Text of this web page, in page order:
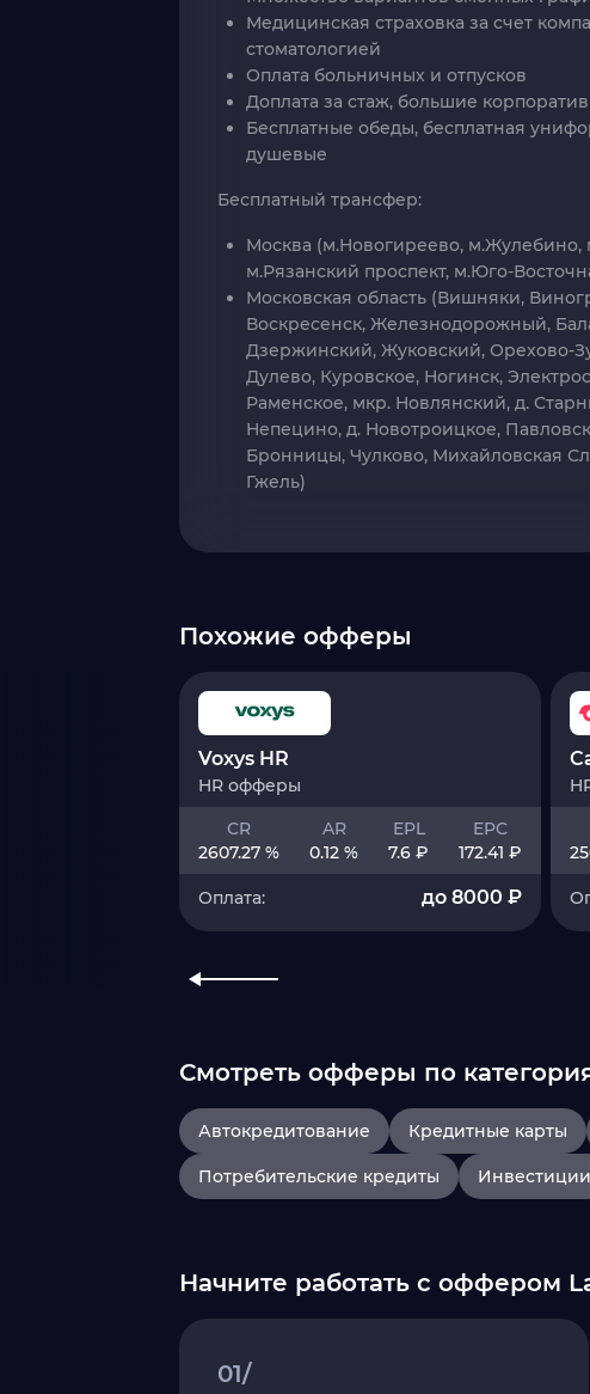
Медицинская страховка за счет
стоматологией
Оплата больничных и отпусков
Доплата за стаж, большие
Бесплатные обеды, бесплатная
душевые
Бесплатный трансфер:
Москва (м.Новогиреево, м.Жулебино,
м.Рязанский проспект, м.Юго-
Московская область (Вишняки,
Воскресенск, Железнодорожный,
Дзержинский, Жуковский, Орехово-
Дулево, Куровское, Ногинск,
Раменское, мкр. Новлянский, д.
Непецино, д. Новотроицкое,
Бронницы, Чулково, Михайловская
Гжель)
Похожие офферы
Voxys HR
HR офферы
CR
2607.27 %
AR
0.12 %
EPL
7.6 ₽
EPC
172.41 ₽
Оплата: до 8000 ₽
Смотреть офферы по
Автокредитование Кредитные карты
Потребительские кредиты Инвестиции
Начните работать с оффером
01/